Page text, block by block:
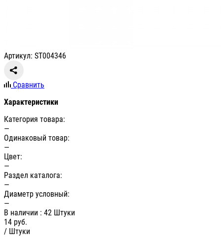
Артикул: ST004346
Сравнить
Характеристики
Категория товара:
—
Одинаковый товар:
—
Цвет:
—
Раздел каталога:
—
Диаметр условный:
—
В наличии : 42 Штуки
14 руб.
/ Штуки